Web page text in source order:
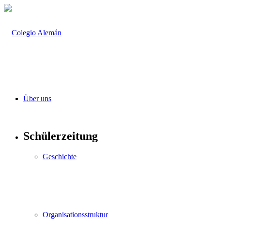
Über uns
Geschichte
Organisationsstruktur
Schülerzeitung